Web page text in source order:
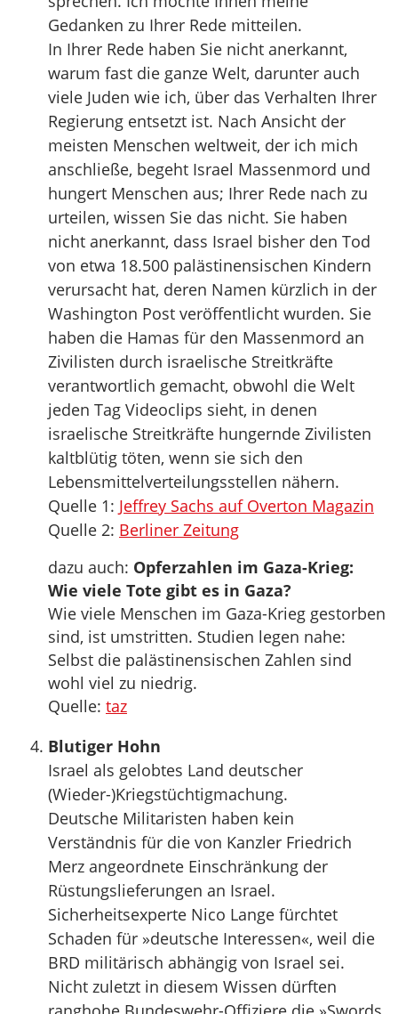
Gedanken zu Ihrer Rede mitteilen.
In Ihrer Rede haben Sie nicht anerkannt,
warum fast die ganze Welt, darunter auch
viele Juden wie ich, über das Verhalten Ihrer
Regierung entsetzt ist. Nach Ansicht der
meisten Menschen weltweit, der ich mich
anschließe, begeht Israel Massenmord und
hungert Menschen aus; Ihrer Rede nach zu
urteilen, wissen Sie das nicht. Sie haben
nicht anerkannt, dass Israel bisher den Tod
von etwa 18.500 palästinensischen Kindern
verursacht hat, deren Namen kürzlich in der
Washington Post veröffentlicht wurden. Sie
haben die Hamas für den Massenmord an
Zivilisten durch israelische Streitkräfte
verantwortlich gemacht, obwohl die Welt
jeden Tag Videoclips sieht, in denen
israelische Streitkräfte hungernde Zivilisten
kaltblütig töten, wenn sie sich den
Lebensmittelverteilungsstellen nähern.
Quelle 1: Jeffrey Sachs auf Overton Magazin
Quelle 2: Berliner Zeitung
dazu auch: Opferzahlen im Gaza-Krieg:
Wie viele Tote gibt es in Gaza?
Wie viele Menschen im Gaza-Krieg gestorben
sind, ist umstritten. Studien legen nahe:
Selbst die palästinensischen Zahlen sind
wohl viel zu niedrig.
Quelle: taz
Blutiger Hohn
Israel als gelobtes Land deutscher
(Wieder-)Kriegstüchtigmachung.
Deutsche Militaristen haben kein
Verständnis für die von Kanzler Friedrich
Merz angeordnete Einschränkung der
Rüstungslieferungen an Israel.
Sicherheitsexperte Nico Lange fürchtet
Schaden für »deutsche Interessen«, weil die
BRD militärisch abhängig von Israel sei.
Nicht zuletzt in diesem Wissen dürften